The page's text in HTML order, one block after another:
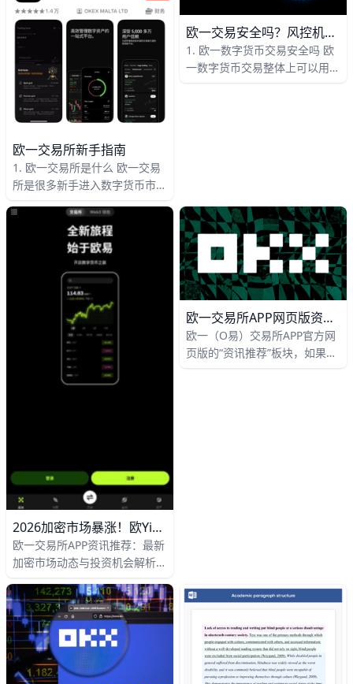
欧一交易所新手指南
1. 欧一交易所是什么 欧一交易
所是很多新手进入数字货币市场
注册、下载、充值、交易和资产
管理等基础功能。比如，新用户
最常用的路径就是先在官网或
APP完成开户注册，再用小额资
金测试买入比特币、以太坊等主
流数字货币。对新手来说，先理
解平台用途，再学习交易步骤，
会比一上来研究复杂策略更容易
欧一交易安全吗？风控机制与防骗指南
1. 欧一数字货币交易安全吗 欧
一数字货币交易整体上可以用，
高。
2026加密市场暴涨！欧yiAPP最新投资机会解析，比特币直指100万
欧一交易所APP资讯推荐：最新
加密市场动态与投资机会解析
2026年6月，全球加密货币市场
持续走强，比特币（BTC）价格
突破7万美元，最高达到71,250
美元，以太坊（ETH）也站稳在
3,500美元以上，当前价格为
欧一交易所APP网页版资讯加载很慢？一文看懂原因与解决方法
欧一（O易）交易所APP官方网
页版的“资讯推荐”板块，如果你